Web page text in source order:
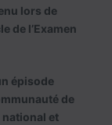
lors de
de l’Examen
épisode
de
national et